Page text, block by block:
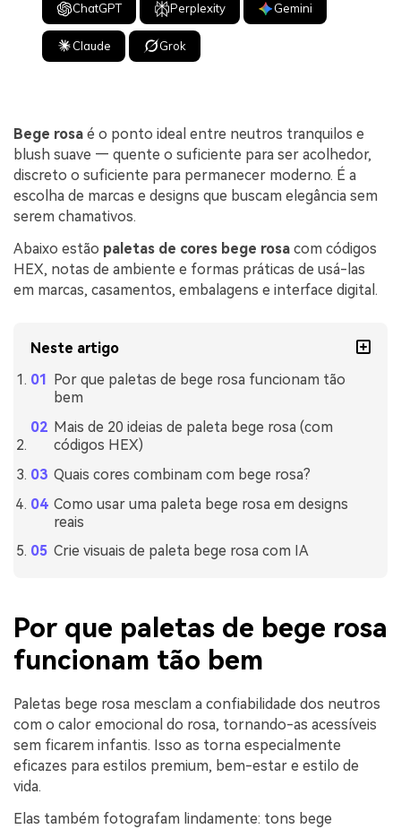
ChatGPT Perplexity Gemini
Claude Grok
Bege rosa é o ponto ideal entre neutros tranquilos e
blush suave — quente o suficiente para ser acolhedor,
discreto o suficiente para permanecer moderno. É a
escolha de marcas e designs que buscam elegância sem
serem chamativos.
Abaixo estão paletas de cores bege rosa com códigos
HEX, notas de ambiente e formas práticas de usá-las
em marcas, casamentos, embalagens e interface digital.
Neste artigo
Por que paletas de bege rosa funcionam tão
bem
Mais de 20 ideias de paleta bege rosa (com
códigos HEX)
Quais cores combinam com bege rosa?
Como usar uma paleta bege rosa em designs
reais
Crie visuais de paleta bege rosa com IA
Por que paletas de bege rosa
funcionam tão bem
Paletas bege rosa mesclam a confiabilidade dos neutros
com o calor emocional do rosa, tornando-as acessíveis
sem ficarem infantis. Isso as torna especialmente
eficazes para estilos premium, bem-estar e estilo de
vida.
Elas também fotografam lindamente: tons bege